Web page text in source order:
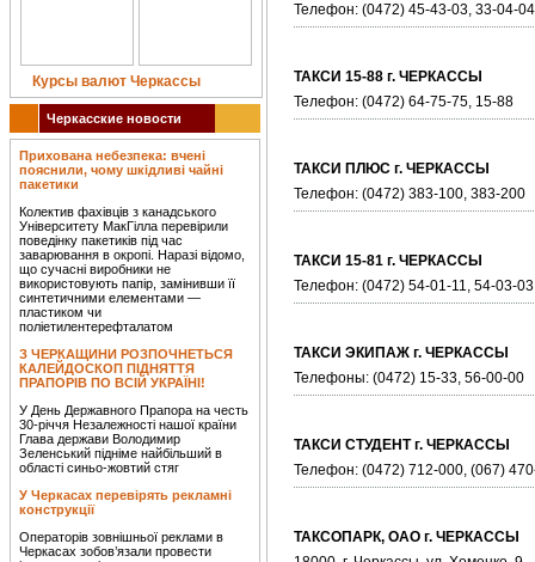
Курсы валют Черкассы
Черкасские новости
Прихована небезпека: вчені
пояснили, чому шкідливі чайні
пакетики
Колектив фахівців з канадського
Університету МакГілла перевірили
поведінку пакетиків під час
заварювання в окропі. Наразі відомо,
що сучасні виробники не
використовують папір, замінивши її
синтетичними елементами —
пластиком чи
поліетилентерефталатом
З ЧЕРКАЩИНИ РОЗПОЧНЕТЬСЯ
КАЛЕЙДОСКОП ПІДНЯТТЯ
ПРАПОРІВ ПО ВСІЙ УКРАЇНІ!
У День Державного Прапора на честь
30-річчя Незалежності нашої країни
Глава держави Володимир
Зеленський підніме найбільший в
області синьо-жовтий стяг
У Черкасах перевірять рекламні
конструкції
Операторів зовнішньої реклами в
Черкасах зобов’язали провести
Телефон: (0472) 45-43-03, 33-04-
ТАКСИ 15-88 г. ЧЕРКАССЫ
Телефон: (0472) 64-75-75, 15-88
ТАКСИ ПЛЮС г. ЧЕРКАССЫ
Телефон: (0472) 383-100, 383-200
ТАКСИ 15-81 г. ЧЕРКАССЫ
Телефон: (0472) 54-01-11, 54-03-
ТАКСИ ЭКИПАЖ г. ЧЕРКАССЫ
Телефоны: (0472) 15-33, 56-00-00
ТАКСИ СТУДЕНТ г. ЧЕРКАССЫ
Телефон: (0472) 712-000, (067)
ТАКСОПАРК, ОАО г. ЧЕРКАССЫ